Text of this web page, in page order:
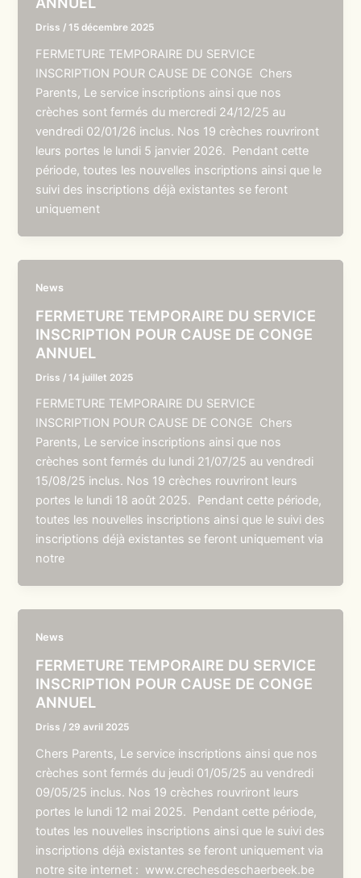
Driss /15 décembre 2025
FERMETURE TEMPORAIRE DU SERVICE
INSCRIPTION POUR CAUSE DE CONGE Chers
Parents, Le service inscriptions ainsi que nos
crèches sont fermés du mercredi 24/12/25 au
vendredi 02/01/26 inclus. Nos 19 crèches rouvriront
leurs portes le lundi 5 janvier 2026. Pendant cette
période, toutes les nouvelles inscriptions ainsi que le
suivi des inscriptions déjà existantes se feront
uniquement
News
FERMETURE TEMPORAIRE DU SERVICE
INSCRIPTION POUR CAUSE DE CONGE
ANNUEL
Driss /14 juillet 2025
FERMETURE TEMPORAIRE DU SERVICE
INSCRIPTION POUR CAUSE DE CONGE Chers
Parents, Le service inscriptions ainsi que nos
crèches sont fermés du lundi 21/07/25 au vendredi
15/08/25 inclus. Nos 19 crèches rouvriront leurs
portes le lundi 18 août 2025. Pendant cette période,
toutes les nouvelles inscriptions ainsi que le suivi des
inscriptions déjà existantes se feront uniquement via
notre
News
FERMETURE TEMPORAIRE DU SERVICE
INSCRIPTION POUR CAUSE DE CONGE
ANNUEL
Driss / 29 avril 2025
Chers Parents, Le service inscriptions ainsi que nos
crèches sont fermés du jeudi 01/05/25 au vendredi
09/05/25 inclus. Nos 19 crèches rouvriront leurs
portes le lundi 12 mai 2025. Pendant cette période,
toutes les nouvelles inscriptions ainsi que le suivi des
inscriptions déjà existantes se feront uniquement via
notre site internet : www.crechesdeschaerbeek.be